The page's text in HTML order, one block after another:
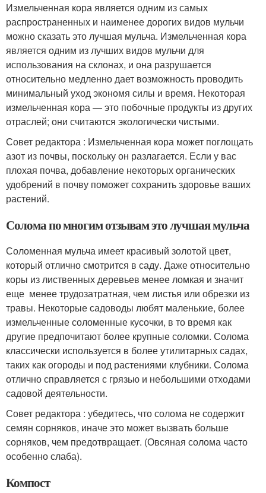
Измельченная кора является одним из самых
распространенных и наименее дорогих видов мульчи
можно сказать это лучшая мульча. Измельченная кора
является одним из лучших видов мульчи для
использования на склонах, и она разрушается
относительно медленно дает возможность проводить
минимальный уход экономя силы и время. Некоторая
измельченная кора — это побочные продукты из других
отраслей; они считаются экологически чистыми.
Совет редактора : Измельченная кора может поглощать
азот из почвы, поскольку он разлагается. Если у вас
плохая почва, добавление некоторых органических
удобрений в почву поможет сохранить здоровье ваших
растений.
Солома по многим отзывам это лучшая мульча
Соломенная мульча имеет красивый золотой цвет,
который отлично смотрится в саду. Даже относительно
коры из лиственных деревьев менее ломкая и значит
еще менее трудозатратная, чем листья или обрезки из
травы. Некоторые садоводы любят маленькие, более
измельченные соломенные кусочки, в то время как
другие предпочитают более крупные соломки. Солома
классически используется в более утилитарных садах,
таких как огороды и под растениями клубники. Солома
отлично справляется с грязью и небольшими отходами
садовой деятельности.
Совет редактора : убедитесь, что солома не содержит
семян сорняков, иначе это может вызвать больше
сорняков, чем предотвращает. (Овсяная солома часто
особенно слаба).
Компост